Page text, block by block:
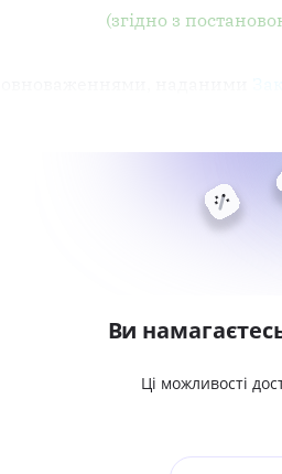
(згідно з
Ви
Ці можливості